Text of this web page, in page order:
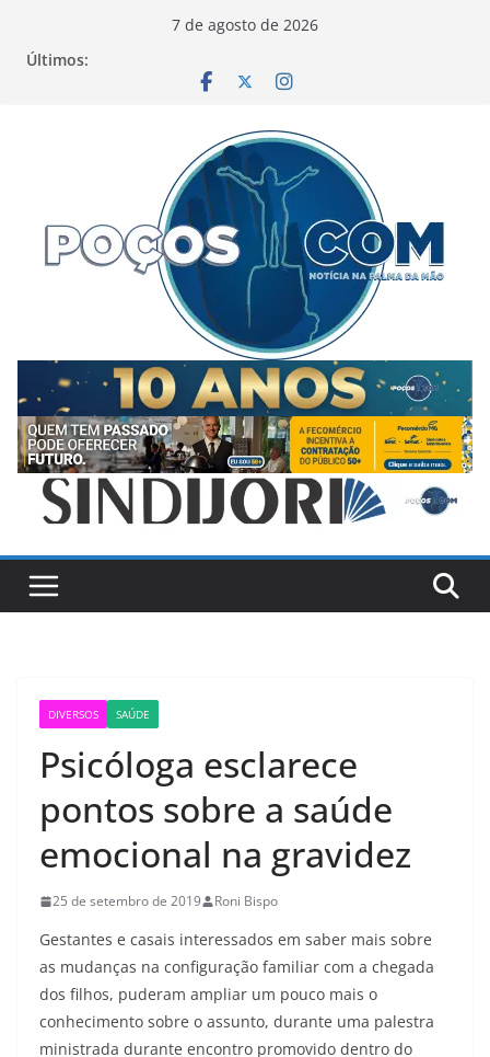
7 de agosto de 2026
Últimos:
DIVERSOS SAÚDE
Psicóloga esclarece
pontos sobre a saúde
emocional na gravidez
25 de setembro de 2019 Roni Bispo
Gestantes e casais interessados em saber mais sobre
as mudanças na configuração familiar com a chegada
dos filhos, puderam ampliar um pouco mais o
conhecimento sobre o assunto, durante uma palestra
ministrada durante encontro promovido dentro do